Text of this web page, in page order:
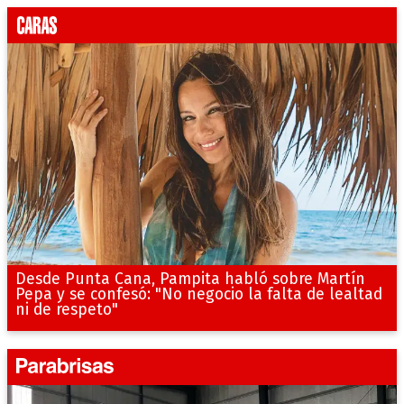
Desde Punta Cana, Pampita habló sobre Martín
Pepa y se confesó: "No negocio la falta de lealtad
ni de respeto"